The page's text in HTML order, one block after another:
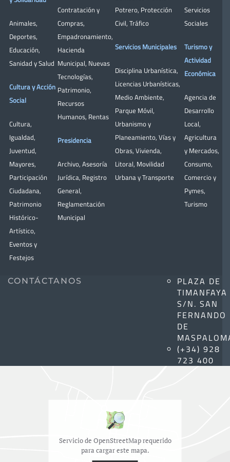
Animales,
Deportes,
Educación,
Sanidad y Salud
Cultura y Acción
Social
Cultura,
Igualdad,
Juventud,
Mayores,
Participación
Ciudadana,
Patrimonio
Histórico-
Artístico,
Eventos y
Festejos
Contratación y
Compras,
Empadronamiento,
Hacienda
Municipal, Nuevas
Tecnologías,
Patrimonio,
Recursos
Humanos, Rentas
Presidencia
Archivo, Asesoría
Jurídica, Registro
General,
Reglamentación
Municipal
Potrero, Protección
Civil, Tráfico
Servicios Municipales
Disciplina Urbanística,
Licencias Urbanísticas,
Medio Ambiente,
Parque Móvil,
Urbanismo y
Planeamiento, Vías y
Obras, Vivienda,
Litoral, Movilidad
Urbana y Transporte
Servicios
Sociales
Turismo y
Actividad
Económica
Agencia de
Desarrollo
Local,
Agricultura
y Mercados,
Consumo,
Comercio y
Pymes,
Turismo
CONTÁCTANOS
PLAZA DE
TIMANFAYA
S/N. SAN
FERNANDO
DE
(+34) 928
723 400
Servicio de OpenStreetMap requerido
para cargar este mapa.